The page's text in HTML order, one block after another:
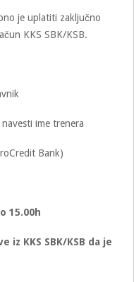
je uplatiti zaključno
KKS SBK/KSB.
ime trenera
Bank)
15.00h
KKS SBK/KSB da je